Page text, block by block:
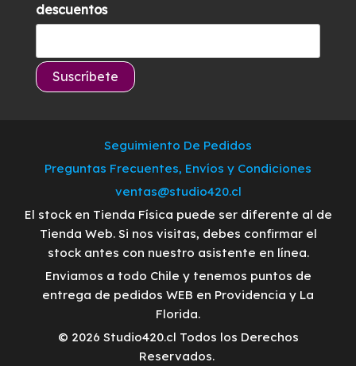
descuentos
Seguimiento De Pedidos
Preguntas Frecuentes, Envíos y Condiciones
ventas@studio420.cl
El stock en Tienda Física puede ser diferente al de
Tienda Web. Si nos visitas, debes confirmar el
stock antes con nuestro asistente en línea.
Enviamos a todo Chile y tenemos puntos de
entrega de pedidos WEB en Providencia y La
Florida.
© 2026 Studio420.cl Todos los Derechos
Reservados.